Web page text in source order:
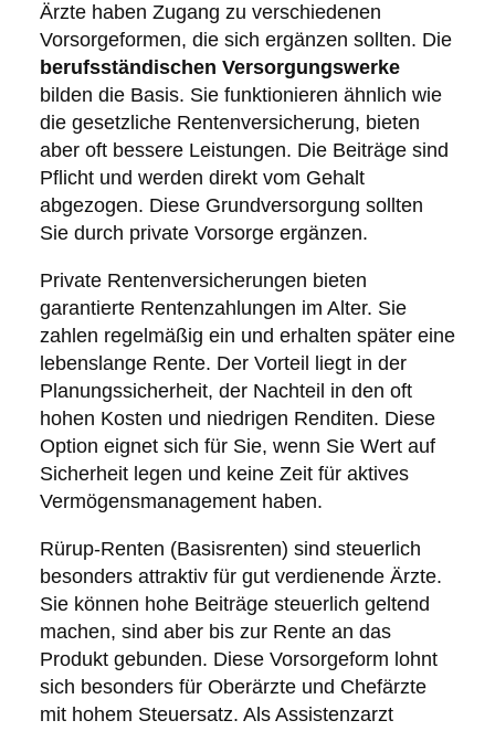
Ärzte haben Zugang zu verschiedenen
Vorsorgeformen, die sich ergänzen sollten. Die
berufsständischen Versorgungswerke
bilden die Basis. Sie funktionieren ähnlich wie
die gesetzliche Rentenversicherung, bieten
aber oft bessere Leistungen. Die Beiträge sind
Pflicht und werden direkt vom Gehalt
abgezogen. Diese Grundversorgung sollten
Sie durch private Vorsorge ergänzen.
Private Rentenversicherungen bieten
garantierte Rentenzahlungen im Alter. Sie
zahlen regelmäßig ein und erhalten später eine
lebenslange Rente. Der Vorteil liegt in der
Planungssicherheit, der Nachteil in den oft
hohen Kosten und niedrigen Renditen. Diese
Option eignet sich für Sie, wenn Sie Wert auf
Sicherheit legen und keine Zeit für aktives
Vermögensmanagement haben.
Rürup-Renten (Basisrenten) sind steuerlich
besonders attraktiv für gut verdienende Ärzte.
Sie können hohe Beiträge steuerlich geltend
machen, sind aber bis zur Rente an das
Produkt gebunden. Diese Vorsorgeform lohnt
sich besonders für Oberärzte und Chefärzte
mit hohem Steuersatz. Als Assistenzarzt